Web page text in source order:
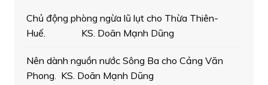
Chủ động phòng ngừa lũ lụt cho Thừa Thiên-
Huế. KS. Doãn Mạnh Dũng
Nên dành nguồn nước Sông Ba cho Cảng Văn
Phong. KS. Doãn Mạnh Dũng